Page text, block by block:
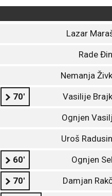
Lazar
Rade
Nemanja
70' Vasilije
Ognjen
Uroš
60' Ognjen
70' Damjan